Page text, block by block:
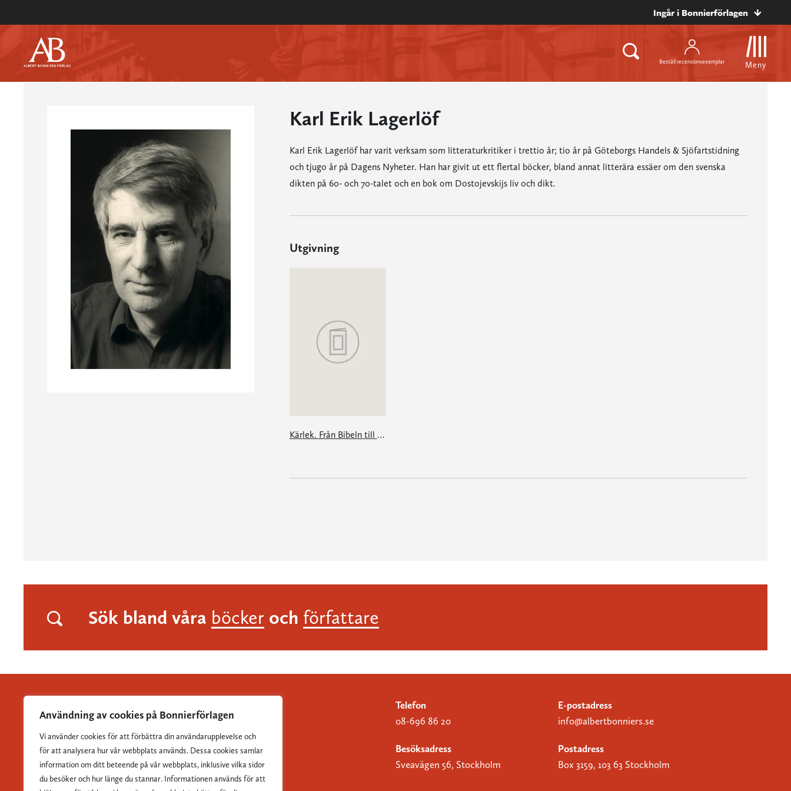
Användning av cookies på Bonnierförlagen
Vi använder cookies för att förbättra din användarupplevelse och
för att analysera hur vår webbplats används. Dessa cookies samlar
information om ditt beteende på vår webbplats, inklusive vilka sidor
du besöker och hur länge du stannar. Informationen används för att
Ingår i Bonnierförlagen
Beställ recensionsexemplar Meny
Karl Erik Lagerlöf
Karl Erik Lagerlöf har varit verksam som litteraturkritiker i trettio år; tio år på Göteborgs Handels & Sjöfartstidning
och tjugo år på Dagens Nyheter. Han har givit ut ett flertal böcker, bland annat litterära essäer om den svenska
dikten på 60- och 70-talet och en bok om Dostojevskijs liv och dikt.
Utgivning
Kärlek. Från Bibeln till Beauvoir
Sök bland våra böcker och författare
Albert Bonniers Förlag grundades 1837 och är Sveriges
största skönlitterära förlag.
Telefon
08-696 86 20
E-postadress
info@albertbonniers.se
Besöksadress
Sveavägen 56, Stockholm
Postadress
Box 3159, 103 63 Stockholm